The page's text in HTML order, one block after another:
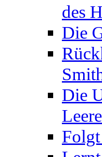
des
Die
Die